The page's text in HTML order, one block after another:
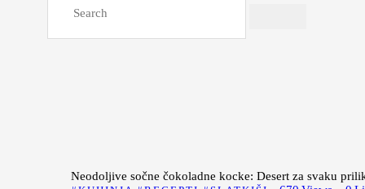
Neodoljive sočne čokoladne kocke: Desert za svaku